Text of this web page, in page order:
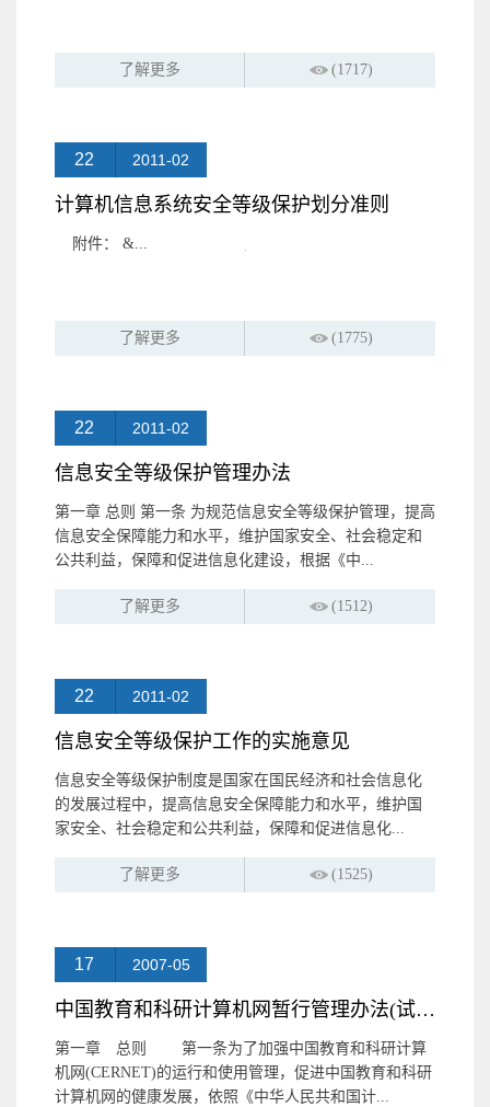
了解更多 (1717)
22 2011-02
计算机信息系统安全等级保护划分准则
附件： &...
了解更多 (1775)
22 2011-02
信息安全等级保护管理办法
第一章 总则 第一条 为规范信息安全等级保护管理，提高
信息安全保障能力和水平，维护国家安全、社会稳定和
公共利益，保障和促进信息化建设，根据《中...
了解更多 (1512)
22 2011-02
信息安全等级保护工作的实施意见
信息安全等级保护制度是国家在国民经济和社会信息化
的发展过程中，提高信息安全保障能力和水平，维护国
家安全、社会稳定和公共利益，保障和促进信息化...
了解更多 (1525)
17 2007-05
中国教育和科研计算机网暂行管理办法(试行)
第一章 总则 第一条为了加强中国教育和科研计算
机网(CERNET)的运行和使用管理，促进中国教育和科研
计算机网的健康发展，依照《中华人民共和国计...